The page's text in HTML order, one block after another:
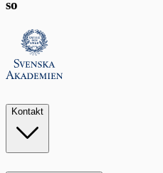
so
Kontakt